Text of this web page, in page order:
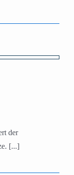
der
[...]